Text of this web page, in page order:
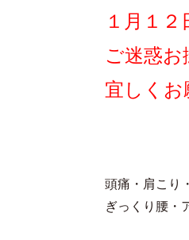
１月１
ご迷惑お
宜しくお
頭痛・肩こり
ぎっくり腰・